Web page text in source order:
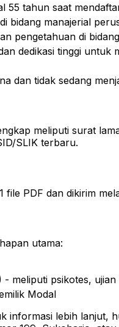
55 tahun saat
bidang manajerial
pengetahuan di
dedikasi tinggi untuk
dan tidak sedang
meliputi surat
SLIK terbaru.
file PDF dan dikirim
utama:
- meliputi psikotes,
Modal
informasi lebih lanjut,